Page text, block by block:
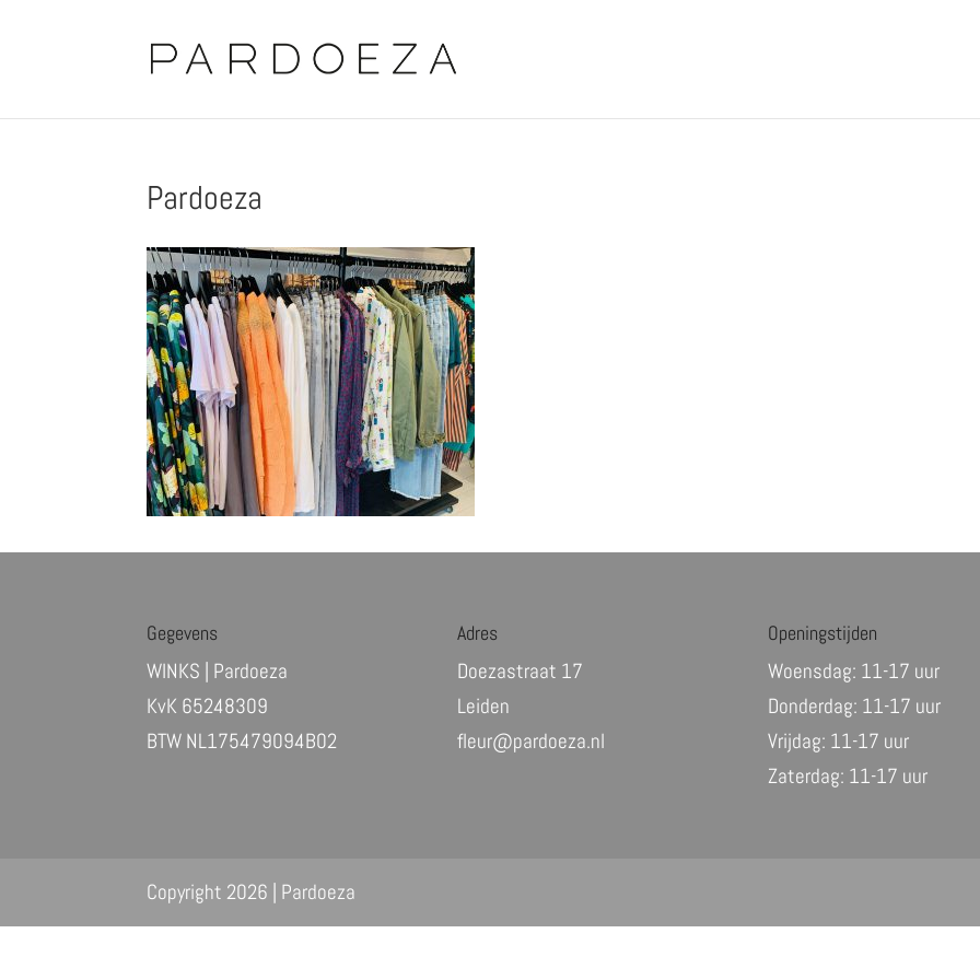
Pardoeza
Gegevens
WINKS | Pardoeza
KvK 65248309
BTW NL175479094B02
Adres
Doezastraat 17
Leiden
fleur@pardoeza.nl
Openingstijden
Woensdag: 11-17 uur
Donderdag: 11-17 uur
Vrijdag: 11-17 uur
Zaterdag: 11-17 uur
Copyright 2026 | Pardoeza